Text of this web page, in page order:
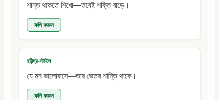
শান্ত থাকতে শিখো—তবেই শক্তি বাড়ে।
কপি করুন
রবীন্দ্র-স্টাইল
যে মন ভালোবাসে—তার ভেতর শান্তি থাকে।
কপি করুন